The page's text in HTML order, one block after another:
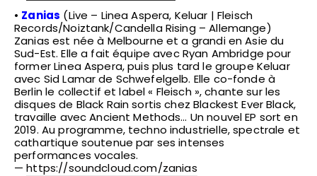
• Zanias (Live – Linea Aspera, Keluar | Fleisch
Records/Noiztank/Candella Rising – Allemange)
Zanias est née à Melbourne et a grandi en Asie du
Sud-Est. Elle a fait équipe avec Ryan Ambridge pour
former Linea Aspera, puis plus tard le groupe Keluar
avec Sid Lamar de Schwefelgelb. Elle co-fonde à
Berlin le collectif et label « Fleisch », chante sur les
disques de Black Rain sortis chez Blackest Ever Black,
travaille avec Ancient Methods… Un nouvel EP sort en
2019. Au programme, techno industrielle, spectrale et
cathartique soutenue par ses intenses
performances vocales.
—https://soundcloud.com/zanias